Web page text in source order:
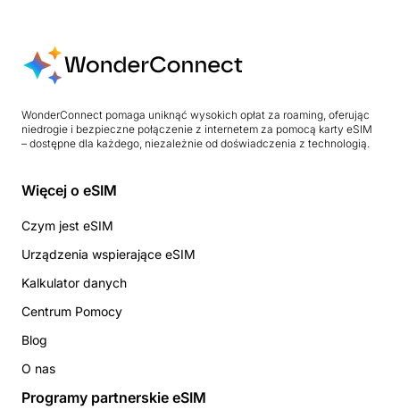
WonderConnect pomaga uniknąć wysokich opłat za roaming, oferując
niedrogie i bezpieczne połączenie z internetem za pomocą karty eSIM
– dostępne dla każdego, niezależnie od doświadczenia z technologią.
Więcej o eSIM
Czym jest eSIM
Urządzenia wspierające eSIM
Kalkulator danych
Centrum Pomocy
Blog
O nas
Programy partnerskie eSIM